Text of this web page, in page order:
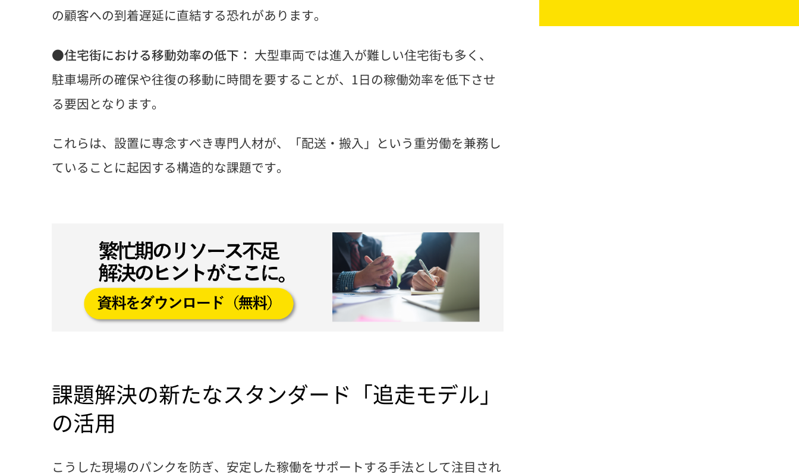
の顧客への到着遅延に直結する恐れがあります。
●住宅街における移動効率の低下： 大型車両では進入が難しい住宅街も多く、
駐車場所の確保や往復の移動に時間を要することが、1日の稼働効率を低下させ
る要因となります。
これらは、設置に専念すべき専門人材が、「配送・搬入」という重労働を兼務し
ていることに起因する構造的な課題です。
課題解決の新たなスタンダード「追走モデル」
の活用
こうした現場のパンクを防ぎ、安定した稼働をサポートする手法として注目され